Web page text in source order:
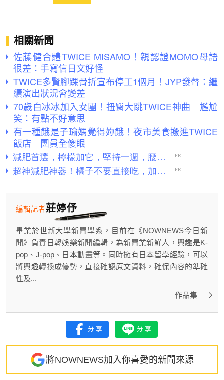
相關新聞
佐藤健合體TWICE MISAMO！親認證MOMO母語
很差：手寫信日文好怪
TWICE多賢腳踝骨折宣布停工1個月！JYP發聲：繼
續演出狀況會變差
70歲白冰冰加入女團！扭臀大跳TWICE神曲 尷尬
笑：有點不好意思
有一種餓是子瑜媽覺得妳餓！夜市美食搬進TWICE
飯店 團員全傻眼
莊婷伃
編輯記者
畢業於世新大學新聞學系，目前在《NOWNEWS今日新
聞》負責日韓娛樂新聞編輯，為新聞業新鮮人，興趣是K-
pop、J-pop、日本動畫等。同時擁有日本留學經驗，可以
將興趣轉換成優勢，直接確認原文資料，確保內容的準確
性及...
作品集
分享 分享
將NOWNEWS加入你喜愛的新聞來源